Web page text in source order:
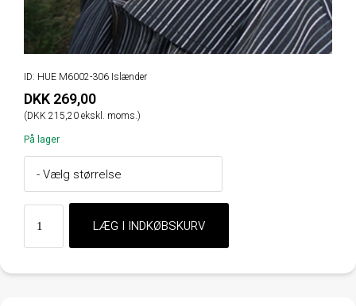
ID: HUE M6002-306 Islænder
DKK 269,00
(DKK 215,20 ekskl. moms.)
På lager